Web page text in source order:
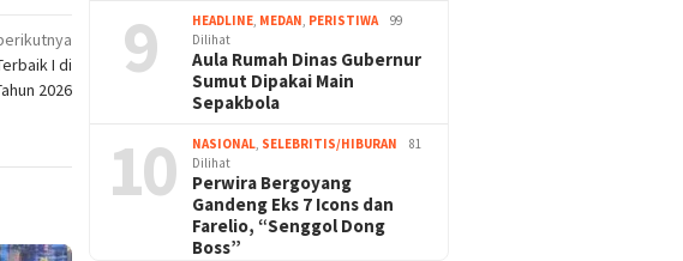
I di
2026
9 HEADLINE, MEDAN, PERISTIWA
99
Dilihat
Aula Rumah Dinas Gubernur
Sumut Dipakai Main
Sepakbola
10 NASIONAL, SELEBRITIS/HIBURAN
81
Dilihat
Perwira Bergoyang
Gandeng Eks 7 Icons dan
Farelio, “Senggol Dong
Boss”